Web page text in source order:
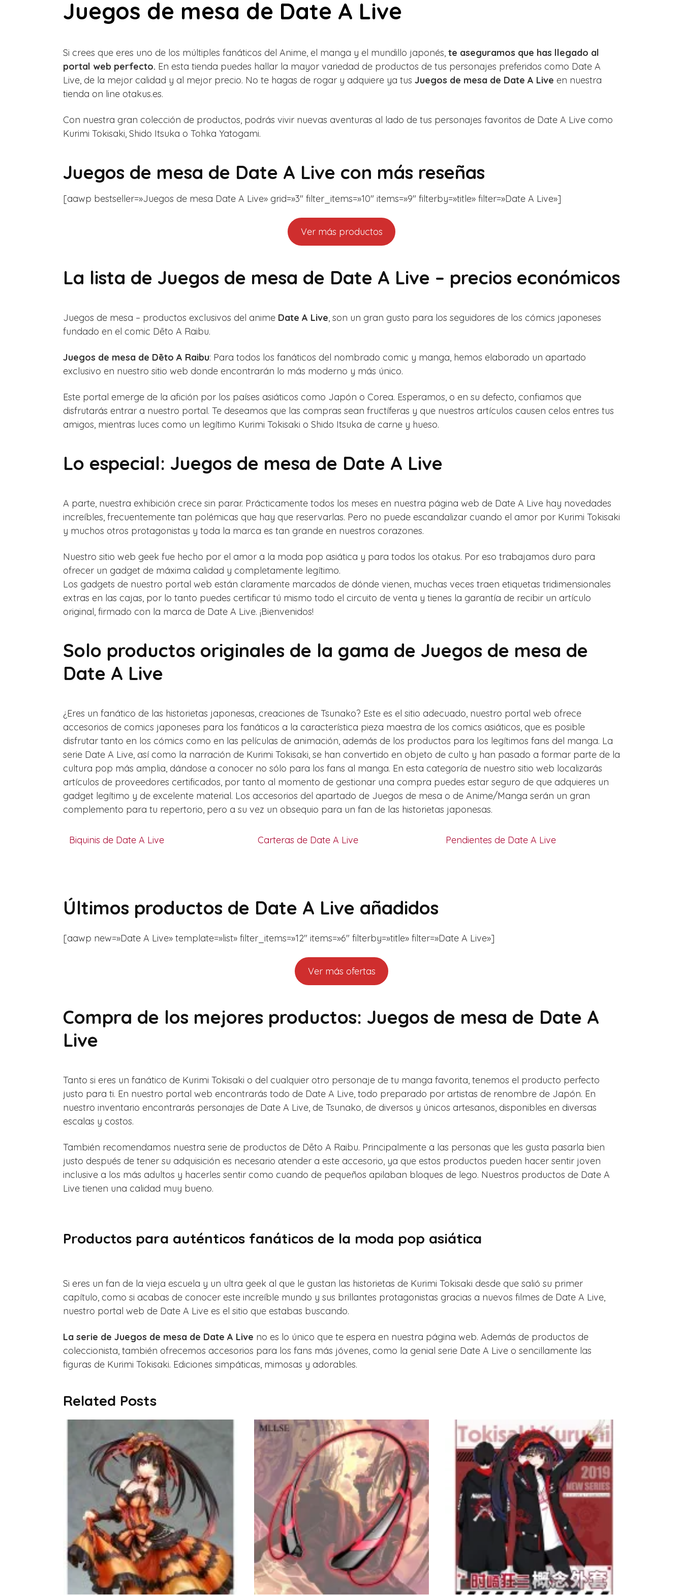
Juegos de mesa de Date A Live
Si crees que eres uno de los múltiples fanáticos del Anime, el manga y el mundillo japonés, te aseguramos que has llegado al
portal web perfecto. En esta tienda puedes hallar la mayor variedad de productos de tus personajes preferidos como Date A
Live, de la mejor calidad y al mejor precio. No te hagas de rogar y adquiere ya tus Juegos de mesa de Date A Live en nuestra
tienda on line otakus.es.
Con nuestra gran colección de productos, podrás vivir nuevas aventuras al lado de tus personajes favoritos de Date A Live como
Kurimi Tokisaki, Shido Itsuka o Tohka Yatogami.
Juegos de mesa de Date A Live con más reseñas
[aawp bestseller=»Juegos de mesa Date A Live» grid=»3″ filter_items=»10″ items=»9″ filterby=»title» filter=»Date A Live»]
Ver más productos
La lista de Juegos de mesa de Date A Live – precios económicos
Juegos de mesa – productos exclusivos del anime Date A Live, son un gran gusto para los seguidores de los cómics japoneses
fundado en el comic Dēto A Raibu.
Juegos de mesa de Dēto A Raibu: Para todos los fanáticos del nombrado comic y manga, hemos elaborado un apartado
exclusivo en nuestro sitio web donde encontrarán lo más moderno y más único.
Este portal emerge de la afición por los países asiáticos como Japón o Corea. Esperamos, o en su defecto, confiamos que
disfrutarás entrar a nuestro portal. Te deseamos que las compras sean fructíferas y que nuestros artículos causen celos entres tus
amigos, mientras luces como un legítimo Kurimi Tokisaki o Shido Itsuka de carne y hueso.
Lo especial: Juegos de mesa de Date A Live
A parte, nuestra exhibición crece sin parar. Prácticamente todos los meses en nuestra página web de Date A Live hay novedades
increíbles, frecuentemente tan polémicas que hay que reservarlas. Pero no puede escandalizar cuando el amor por Kurimi Tokisaki
y muchos otros protagonistas y toda la marca es tan grande en nuestros corazones.
Nuestro sitio web geek fue hecho por el amor a la moda pop asiática y para todos los otakus. Por eso trabajamos duro para
ofrecer un gadget de máxima calidad y completamente legítimo.
Los gadgets de nuestro portal web están claramente marcados de dónde vienen, muchas veces traen etiquetas tridimensionales
extras en las cajas, por lo tanto puedes certificar tú mismo todo el circuito de venta y tienes la garantía de recibir un artículo
original, firmado con la marca de Date A Live. ¡Bienvenidos!
Solo productos originales de la gama de Juegos de mesa de
Date A Live
¿Eres un fanático de las historietas japonesas, creaciones de Tsunako? Este es el sitio adecuado, nuestro portal web ofrece
accesorios de comics japoneses para los fanáticos a la característica pieza maestra de los comics asiáticos, que es posible
disfrutar tanto en los cómics como en las películas de animación, además de los productos para los legítimos fans del manga. La
serie Date A Live, así como la narración de Kurimi Tokisaki, se han convertido en objeto de culto y han pasado a formar parte de la
cultura pop más amplia, dándose a conocer no sólo para los fans al manga. En esta categoría de nuestro sitio web localizarás
artículos de proveedores certificados, por tanto al momento de gestionar una compra puedes estar seguro de que adquieres un
gadget legítimo y de excelente material. Los accesorios del apartado de Juegos de mesa o de Anime/Manga serán un gran
complemento para tu repertorio, pero a su vez un obsequio para un fan de las historietas japonesas.
Biquinis de Date A Live Carteras de Date A Live Pendientes de Date A Live
Últimos productos de Date A Live añadidos
[aawp new=»Date A Live» template=»list» filter_items=»12″ items=»6″ filterby=»title» filter=»Date A Live»]
Ver más ofertas
Compra de los mejores productos: Juegos de mesa de Date A
Live
Tanto si eres un fanático de Kurimi Tokisaki o del cualquier otro personaje de tu manga favorita, tenemos el producto perfecto
justo para ti. En nuestro portal web encontrarás todo de Date A Live, todo preparado por artistas de renombre de Japón. En
nuestro inventario encontrarás personajes de Date A Live, de Tsunako, de diversos y únicos artesanos, disponibles en diversas
escalas y costos.
También recomendamos nuestra serie de productos de Dēto A Raibu. Principalmente a las personas que les gusta pasarla bien
justo después de tener su adquisición es necesario atender a este accesorio, ya que estos productos pueden hacer sentir joven
inclusive a los más adultos y hacerles sentir como cuando de pequeños apilaban bloques de lego. Nuestros productos de Date A
Live tienen una calidad muy bueno.
Productos para auténticos fanáticos de la moda pop asiática
Si eres un fan de la vieja escuela y un ultra geek al que le gustan las historietas de Kurimi Tokisaki desde que salió su primer
capítulo, como si acabas de conocer este increíble mundo y sus brillantes protagonistas gracias a nuevos filmes de Date A Live,
nuestro portal web de Date A Live es el sitio que estabas buscando.
La serie de Juegos de mesa de Date A Live no es lo único que te espera en nuestra página web. Además de productos de
coleccionista, también ofrecemos accesorios para los fans más jóvenes, como la genial serie Date A Live o sencillamente las
figuras de Kurimi Tokisaki. Ediciones simpáticas, mimosas y adorables.
Related Posts